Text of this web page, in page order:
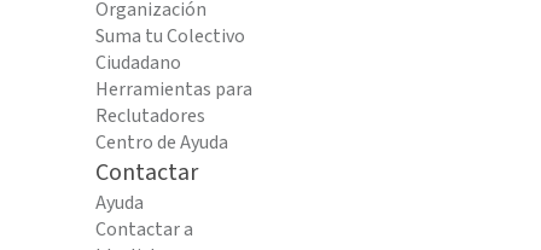
Organización
Suma tu Colectivo
Ciudadano
Herramientas para
Reclutadores
Centro de Ayuda
Contactar
Ayuda
Contactar a